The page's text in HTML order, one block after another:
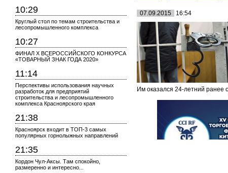
10:29
Круглый стол по темам строительства и
лесопромышленного комплекса
10:27
ФИНАЛ X ВСЕРОССИЙСКОГО КОНКУРСА
«ТОВАРНЫЙ ЗНАК ГОДА 2020»
11:14
Перспективы использования научных
разработок для предприятий
строительства и лесопромышленного
комплекса Красноярского края
21:38
Красноярск входит в ТОП-3 самых
популярных горнолыжных направлений
21:35
Кордон Чул-Аксы. Там спокойно,
размеренно и интересно...
07.09.2015
16:54
Им оказался 24-летний ранее